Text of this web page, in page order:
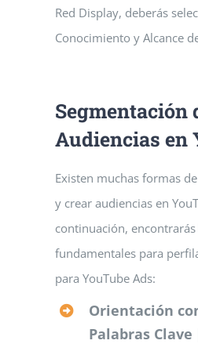
Red Display, deberás
Conocimiento y Alcance
Segmentación
Audiencias en
Existen muchas formas
y crear audiencias en
continuación,
fundamentales para
para YouTube Ads:
Orientación
Palabras Clave